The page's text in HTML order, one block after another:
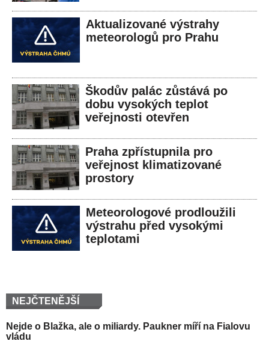
Aktualizované výstrahy
meteorologů pro Prahu
Škodův palác zůstává po
dobu vysokých teplot
veřejnosti otevřen
Praha zpřístupnila pro
veřejnost klimatizované
prostory
Meteorologové prodloužili
výstrahu před vysokými
teplotami
NEJČTENĚJŠÍ
Nejde o Blažka, ale o miliardy. Paukner míří na Fialovu
vládu